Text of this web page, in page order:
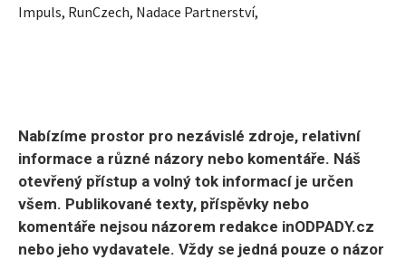
Impuls, RunCzech, Nadace Partnerství,
Nabízíme prostor pro nezávislé zdroje, relativní
informace a různé názory nebo komentáře. Náš
otevřený přístup a volný tok informací je určen
všem. Publikované texty, příspěvky nebo
komentáře nejsou názorem redakce inODPADY.cz
nebo jeho vydavatele. Vždy se jedná pouze o názor